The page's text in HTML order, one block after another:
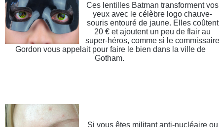
Ces lentilles Batman transforment vos
yeux avec le célèbre logo chauve-
souris entouré de jaune. Elles coûtent
20 € et ajoutent un peu de flair au
super-héros, comme si le commissaire
Gordon vous appelait pour faire le bien dans la ville de
Gotham.
Si vous êtes militant anti-nucléaire ou